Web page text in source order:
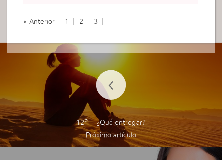
« Anterior 1 2 3
12º – ¿Qué entregar?